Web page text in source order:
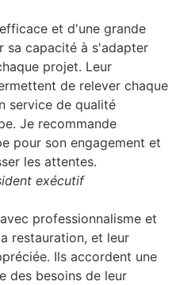
et d'une grande
sa capacité à s'adapter
projet. Leur
de relever chaque
service de qualité
Je recommande
pour son engagement et
les attentes.
exécutif
professionnalisme et
restauration, et leur
Ils accordent une
des besoins de leur